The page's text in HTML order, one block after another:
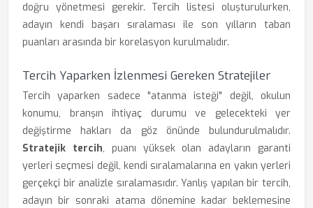
doğru yönetmesi gerekir. Tercih listesi oluşturulurken,
adayın kendi başarı sıralaması ile son yılların taban
puanları arasında bir korelasyon kurulmalıdır.
Tercih Yaparken İzlenmesi Gereken Stratejiler
Tercih yaparken sadece "atanma isteği" değil, okulun
konumu, branşın ihtiyaç durumu ve gelecekteki yer
değiştirme hakları da göz önünde bulundurulmalıdır.
Stratejik tercih, puanı yüksek olan adayların garanti
yerleri seçmesi değil, kendi sıralamalarına en yakın yerleri
gerçekçi bir analizle sıralamasıdır. Yanlış yapılan bir tercih,
adayın bir sonraki atama dönemine kadar beklemesine